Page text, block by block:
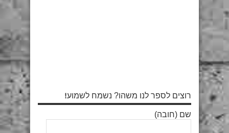
רוצים לספר לנו משהו? נשמח לשמוע!
שם (חובה)